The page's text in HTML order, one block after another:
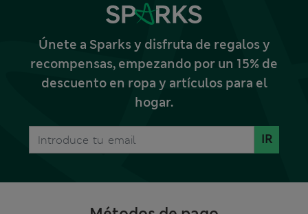
Únete a Sparks y disfruta de regalos y
recompensas, empezando por un 15% de
descuento en ropa y artículos para el
hogar.
IR